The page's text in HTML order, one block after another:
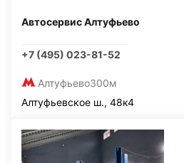
Автосервис Алтуфьево
+7 (495) 023-81-52
Алтуфьево300м
Алтуфьевское ш., 48к4